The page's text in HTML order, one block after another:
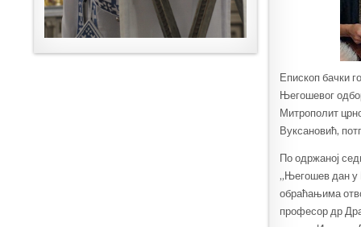
Епископ бачки
Његошевог
Митрополит
Вуксановић,
По одржаној
„Његошев дан у
обраћањима
професор др